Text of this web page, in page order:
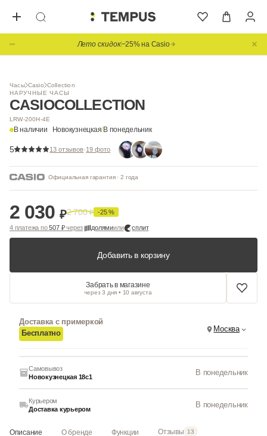
Лето скидок−25% на Casio
Часы Casio Collection
НАРУЧНЫЕ ЧАСЫ
CASIOCOLLECTION
LRW-200H-4E
В наличии Новокузнецкая/В понедельник
5 13 отзывов·19 фото
Официальная гарантия · 2 года
2 030 ₽2 700₽ -25 %
4 платежа по507 ₽через долямиили сплит
Добавить в корзину
Забрать в магазине
через 3 дня • 10 августа
Доставка с примеркой
Бесплатно
Москва
Самовывоз
Новокузнецкая 18с1
В понедельник
Курьером
Доставка курьером
В понедельник
Описание О бренде Функции Отзывы 13